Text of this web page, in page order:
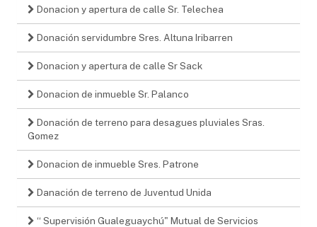
Donacion y apertura de calle Sr. Telechea
Donación servidumbre Sres. Altuna Iribarren
Donacion y apertura de calle Sr Sack
Donacion de inmueble Sr. Palanco
Donación de terreno para desagues pluviales Sras.
Gomez
Donacion de inmueble Sres. Patrone
Danación de terreno de Juventud Unida
“ Supervisión Gualeguaychú" Mutual de Servicios